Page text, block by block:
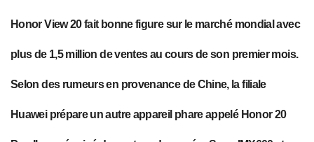
Honor View 20 fait bonne figure sur le marché mondial avec
plus de 1,5 million de ventes au cours de son premier mois.
Selon des rumeurs en provenance de Chine, la filiale
Huawei prépare un autre appareil phare appelé Honor 20